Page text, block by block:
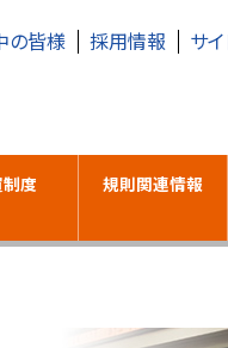
の皆様 採用情報 サ
度 規則関連情報